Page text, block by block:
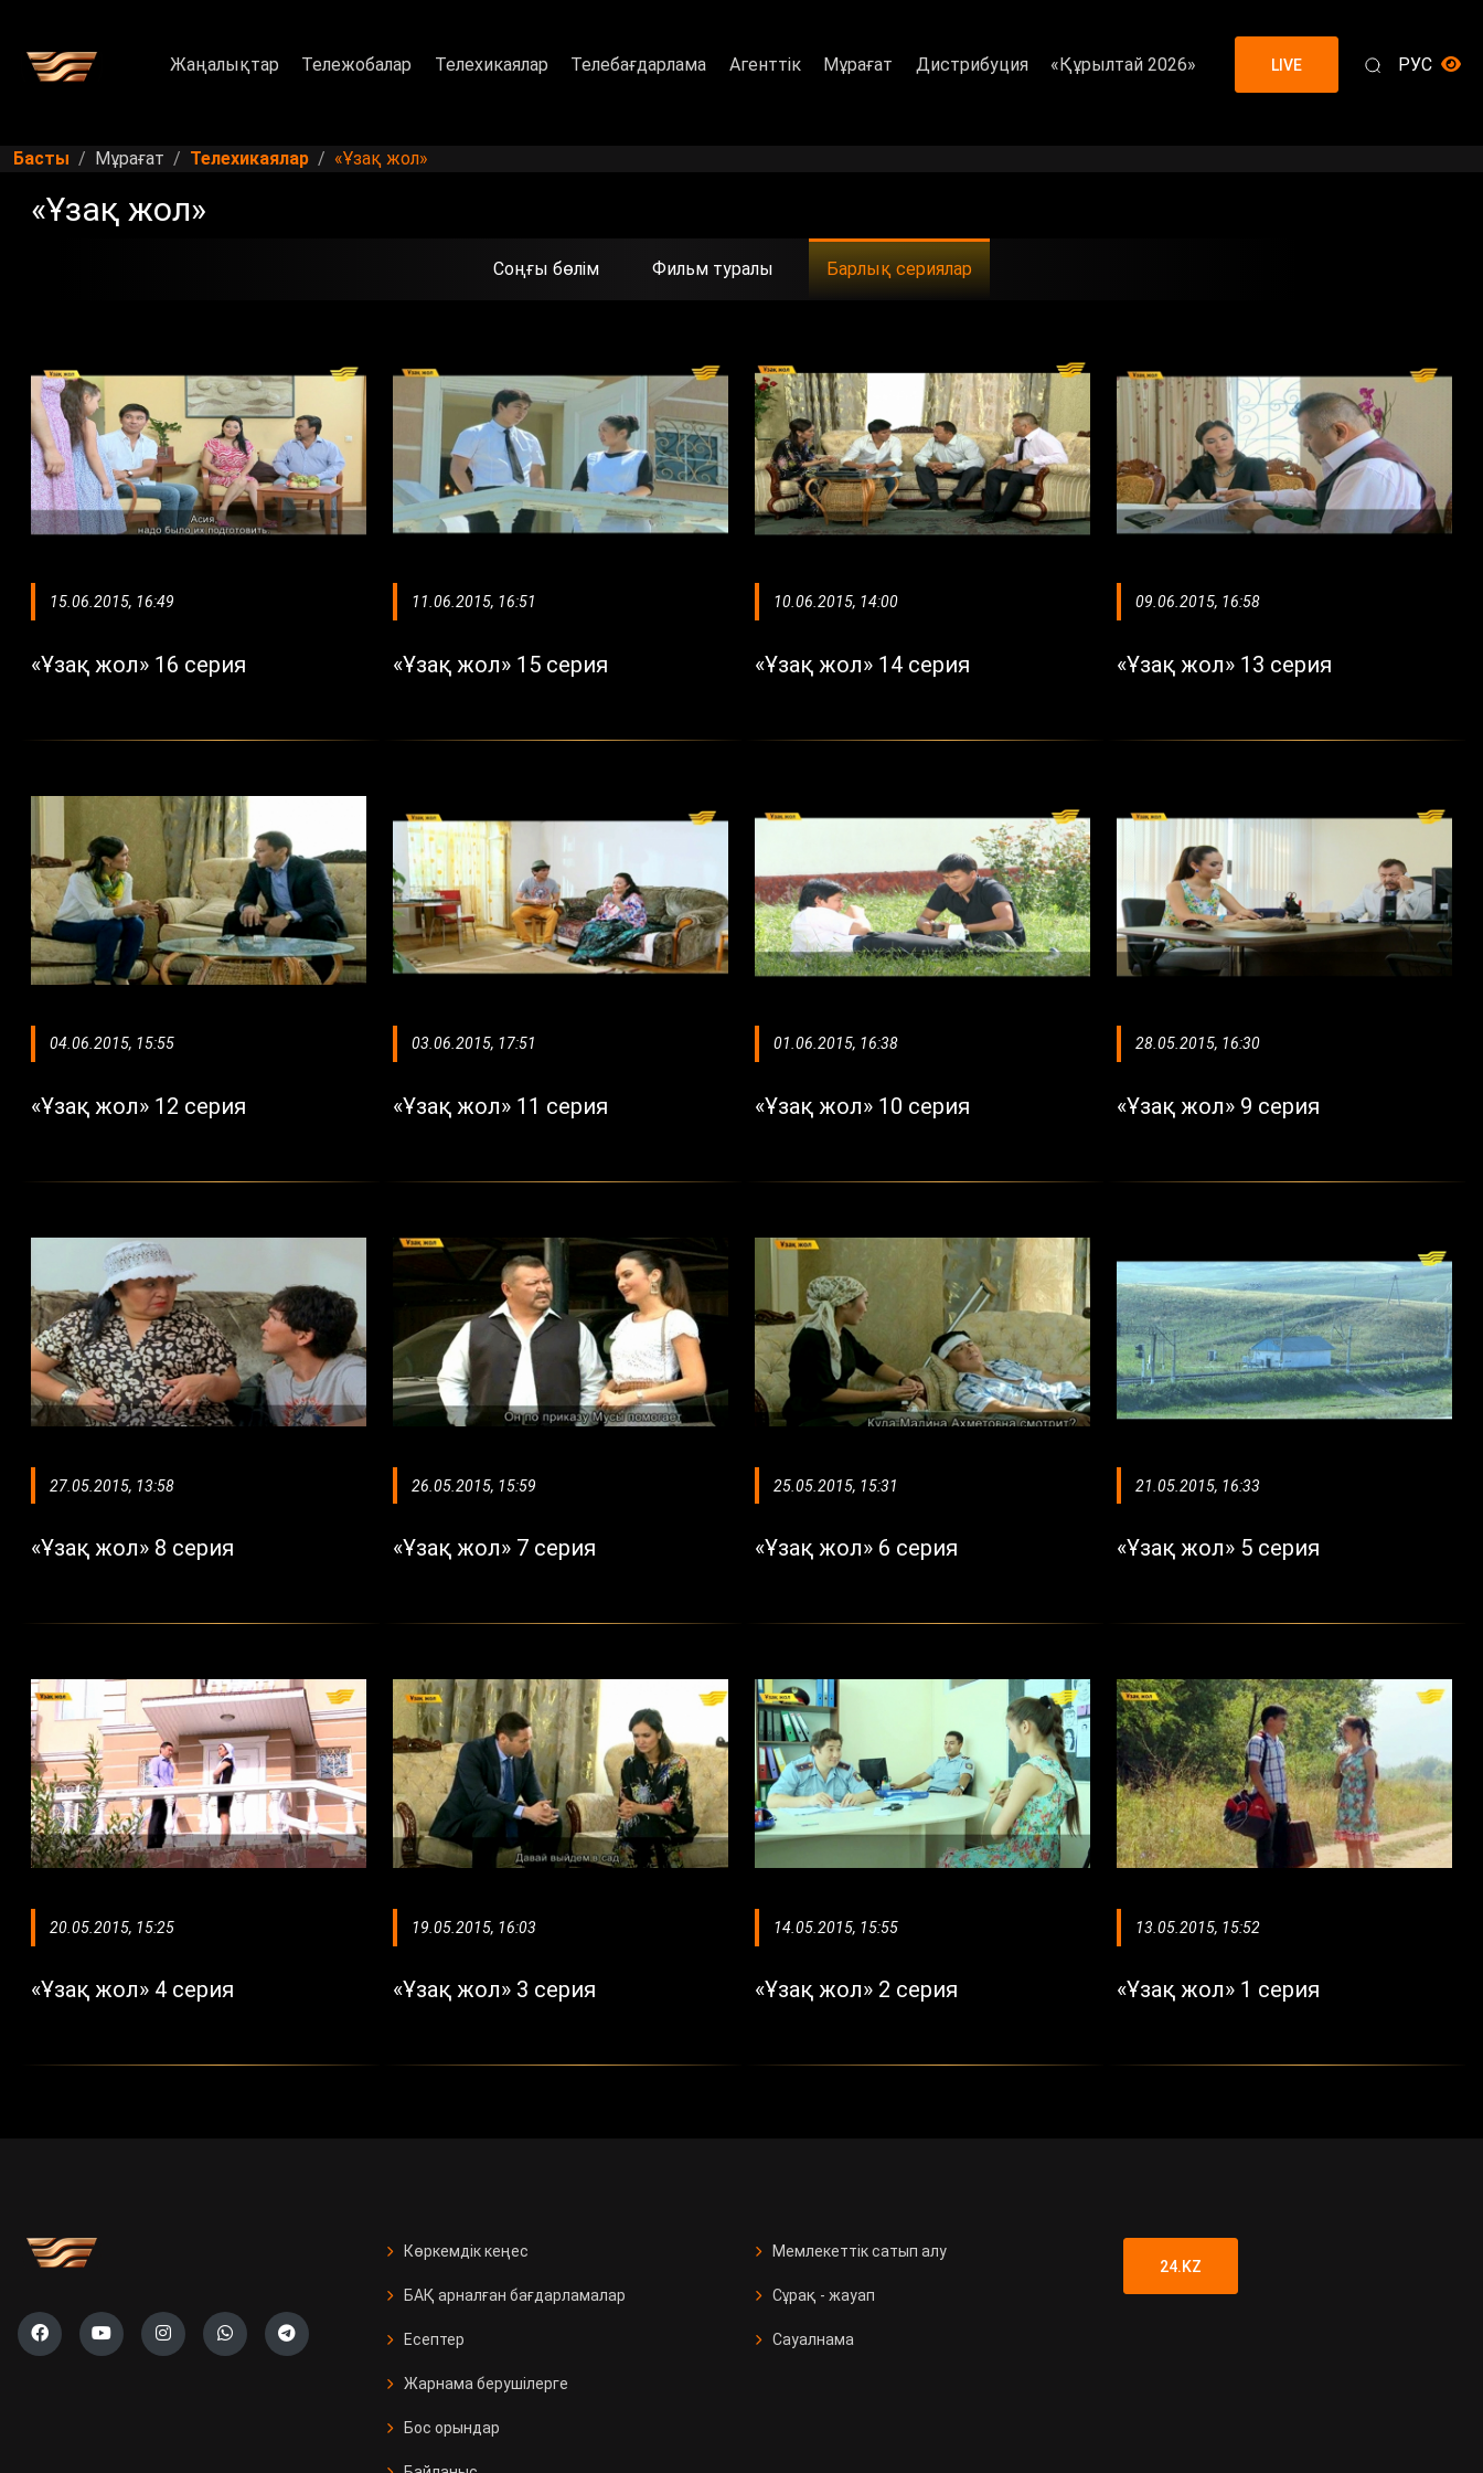
Жаңалықтар Тележобалар Телехикаялар Телебағдарлама Агенттік Мұрағат Дистрибуция «Құрылтай 2026» LIVE РУС
Басты Мұрағат Телехикаялар «Ұзақ жол»
«Ұзақ жол»
Соңғы бөлім Фильм туралы Барлық сериялар
15.06.2015, 16:49
«Ұзақ жол» 16 серия
11.06.2015, 16:51
«Ұзақ жол» 15 серия
10.06.2015, 14:00
«Ұзақ жол» 14 серия
09.06.2015, 16:58
«Ұзақ жол» 13 серия
04.06.2015, 15:55
«Ұзақ жол» 12 серия
03.06.2015, 17:51
«Ұзақ жол» 11 серия
01.06.2015, 16:38
«Ұзақ жол» 10 серия
28.05.2015, 16:30
«Ұзақ жол» 9 серия
27.05.2015, 13:58
«Ұзақ жол» 8 серия
26.05.2015, 15:59
«Ұзақ жол» 7 серия
25.05.2015, 15:31
«Ұзақ жол» 6 серия
21.05.2015, 16:33
«Ұзақ жол» 5 серия
20.05.2015, 15:25
«Ұзақ жол» 4 серия
19.05.2015, 16:03
«Ұзақ жол» 3 серия
14.05.2015, 15:55
«Ұзақ жол» 2 серия
13.05.2015, 15:52
«Ұзақ жол» 1 серия
Көркемдік кеңес
БАҚ арналған бағдарламалар
Есептер
Жарнама берушілерге
Бос орындар
Мемлекеттік сатып алу
Сұрақ - жауап
Сауалнама
24.KZ